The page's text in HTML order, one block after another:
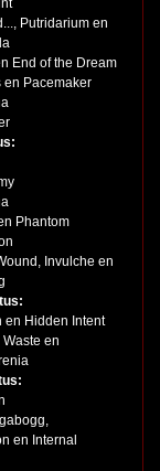
Putridarium en
End of the Dream
en Pacemaker
Phantom
Invulche en
en Hidden Intent
en
en Internal